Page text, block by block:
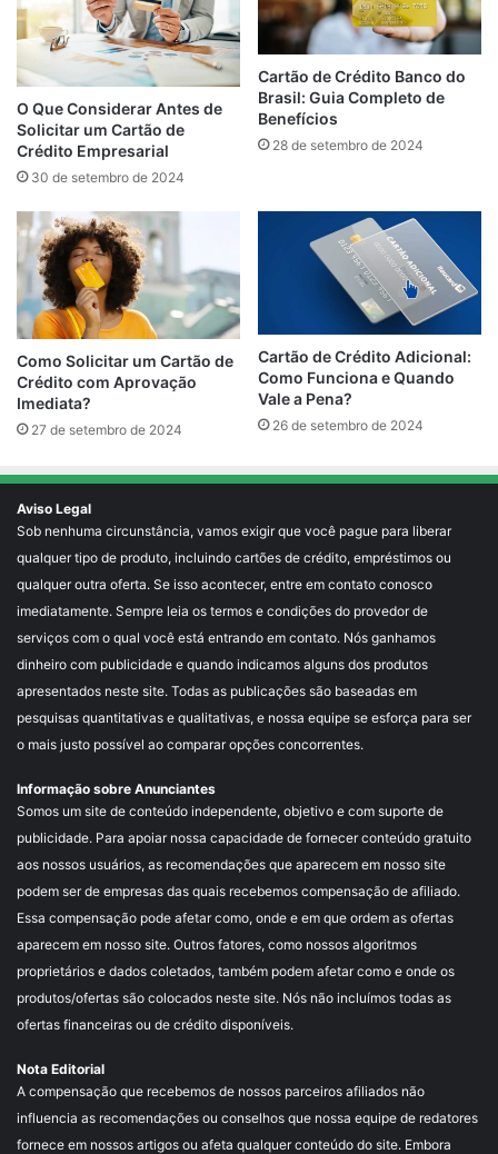
O Que Considerar Antes de
Solicitar um Cartão de
Crédito Empresarial
30 de setembro de 2024
Cartão de Crédito Banco do
Brasil: Guia Completo de
Benefícios
28 de setembro de 2024
Como Solicitar um Cartão de
Crédito com Aprovação
Imediata?
27 de setembro de 2024
Cartão de Crédito Adicional:
Como Funciona e Quando
Vale a Pena?
26 de setembro de 2024
Aviso Legal
Sob nenhuma circunstância, vamos exigir que você pague para liberar
qualquer tipo de produto, incluindo cartões de crédito, empréstimos ou
qualquer outra oferta. Se isso acontecer, entre em contato conosco
imediatamente. Sempre leia os termos e condições do provedor de
serviços com o qual você está entrando em contato. Nós ganhamos
dinheiro com publicidade e quando indicamos alguns dos produtos
apresentados neste site. Todas as publicações são baseadas em
pesquisas quantitativas e qualitativas, e nossa equipe se esforça para ser
o mais justo possível ao comparar opções concorrentes.
Informação sobre Anunciantes
Somos um site de conteúdo independente, objetivo e com suporte de
publicidade. Para apoiar nossa capacidade de fornecer conteúdo gratuito
aos nossos usuários, as recomendações que aparecem em nosso site
podem ser de empresas das quais recebemos compensação de afiliado.
Essa compensação pode afetar como, onde e em que ordem as ofertas
aparecem em nosso site. Outros fatores, como nossos algoritmos
proprietários e dados coletados, também podem afetar como e onde os
produtos/ofertas são colocados neste site. Nós não incluímos todas as
ofertas financeiras ou de crédito disponíveis.
Nota Editorial
A compensação que recebemos de nossos parceiros afiliados não
influencia as recomendações ou conselhos que nossa equipe de redatores
fornece em nossos artigos ou afeta qualquer conteúdo do site. Embora